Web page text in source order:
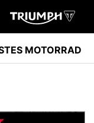
MOTORRAD